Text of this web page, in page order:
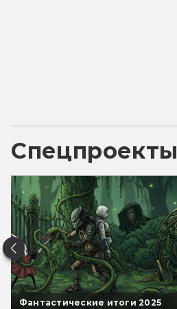
Спецпроекты
Фантастические итоги 2025